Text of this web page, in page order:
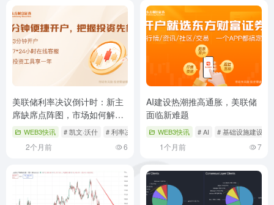
美联储利率决议倒计时：新主
席缺席点阵图，市场如何解
读？WEB3快讯 # 凯文·沃什 # 利率决议 # 市场解读
2个月前 6
AI建设热潮推高通胀，美联储
面临新难题
WEB3快讯 # AI # 基础设施建设
1个月前 7